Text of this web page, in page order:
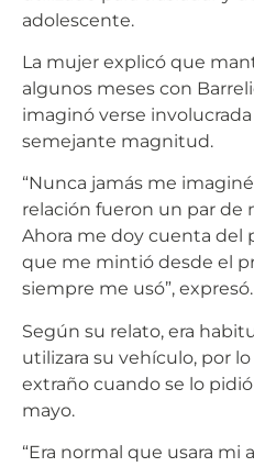
adolescente.
La mujer explicó que
algunos meses con
imaginó verse
semejante magnitud.
“Nunca jamás me
relación fueron un par de
Ahora me doy cuenta del
que me mintió desde el
siempre me usó”, expresó.
Según su relato, era
utilizara su vehículo, por
extraño cuando se lo
mayo.
“Era normal que usara mi